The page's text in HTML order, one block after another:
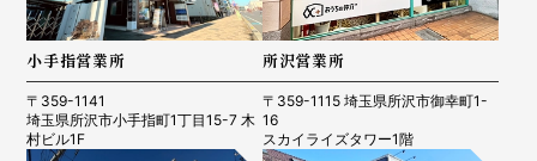
小手指営業所
〒359-1141
埼玉県所沢市小手指町1丁目15-7 木
村ビル1F
所沢営業所
〒359-1115 埼玉県所沢市御幸町1-
16
スカイライズタワー1階